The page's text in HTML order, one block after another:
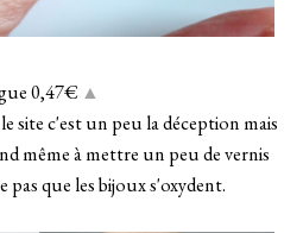
0,47€ ▲
site c'est un peu la déception mais
même à mettre un peu de vernis
que les bijoux s'oxydent.